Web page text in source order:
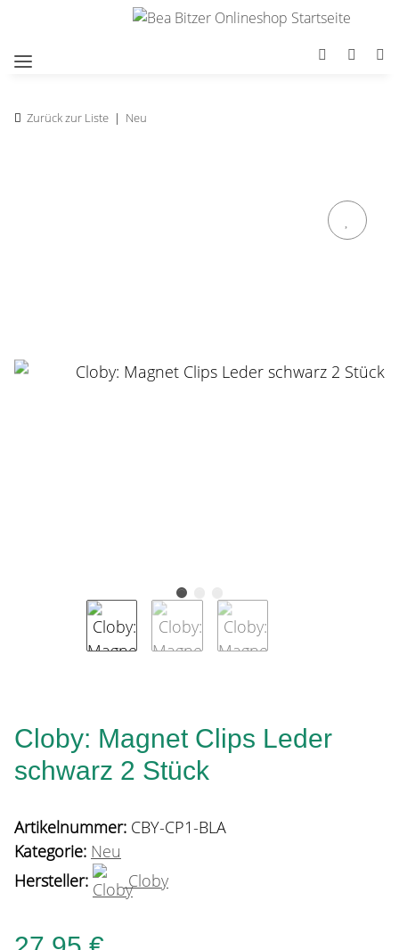
Zurück zur Liste Neu
Cloby: Magnet Clips Leder
schwarz 2 Stück
Artikelnummer: CBY-CP1-BLA
Kategorie: Neu
Hersteller:
Cloby